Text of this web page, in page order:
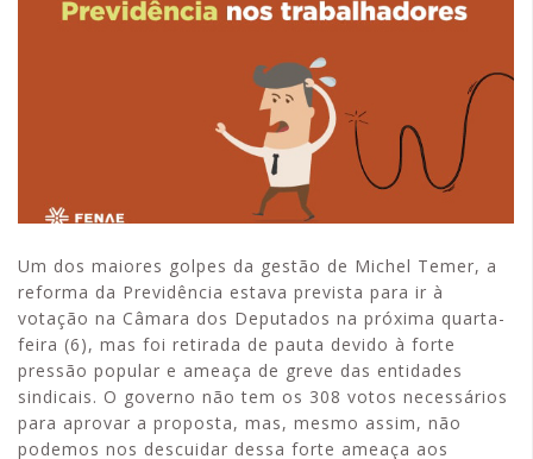
Um dos maiores golpes da gestão de Michel Temer, a
reforma da Previdência estava prevista para ir à
votação na Câmara dos Deputados na próxima quarta-
feira (6), mas foi retirada de pauta devido à forte
pressão popular e ameaça de greve das entidades
sindicais. O governo não tem os 308 votos necessários
para aprovar a proposta, mas, mesmo assim, não
podemos nos descuidar dessa forte ameaça aos